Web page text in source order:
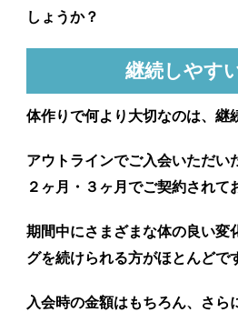
しょうか？
継続しやす
体作りで何より大切なのは、継
アウトラインでご入会いただい
２ヶ月・３ヶ月でご契約されて
期間中にさまざまな体の良い変
グを続けられる方がほとんどで
入会時の金額はもちろん、さら